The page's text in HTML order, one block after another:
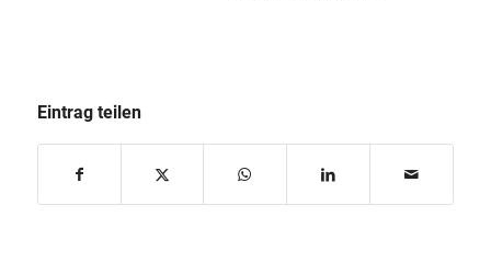
Eintrag teilen